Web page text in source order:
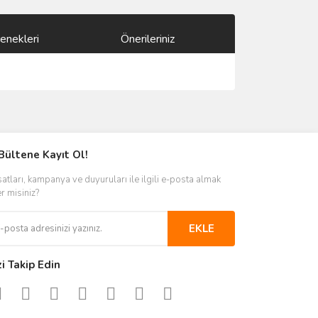
Önerileriniz
Kayıt Ol!
kampanya ve duyuruları ile ilgili e-posta almak
misiniz?
EKLE
Takip Edin